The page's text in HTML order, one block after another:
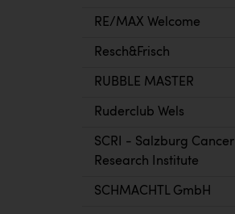
RE/MAX Welcome
Resch&Frisch
RUBBLE MASTER
Ruderclub Wels
SCRI - Salzburg Cancer
Research Institute
SCHMACHTL GmbH